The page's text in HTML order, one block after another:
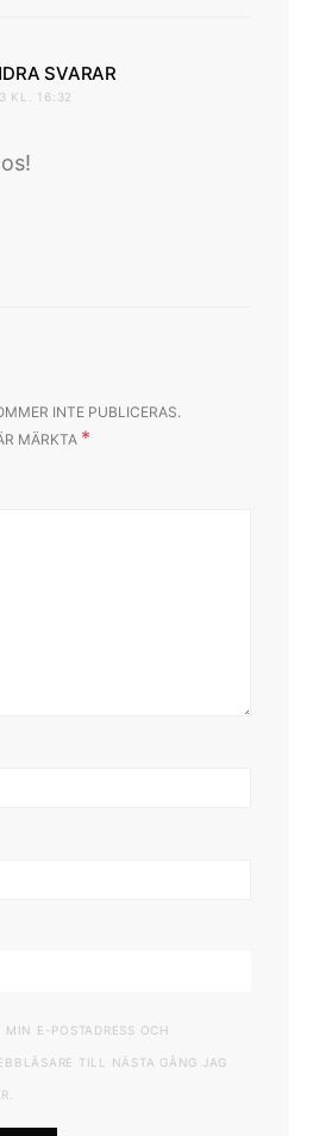
SVARAR
KL. 16:32
INTE PUBLICERAS.
MÄRKTA *
E-POSTADRESS OCH
TILL NÄSTA GÅNG JAG